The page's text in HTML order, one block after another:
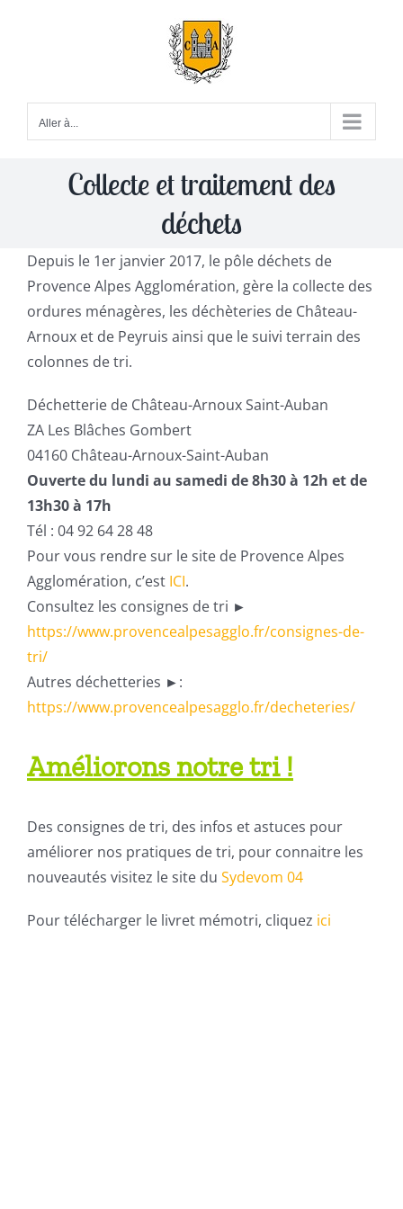
Aller à...
Collecte et traitement des
déchets
Depuis le 1er janvier 2017, le pôle déchets de
Provence Alpes Agglomération, gère la collecte des
ordures ménagères, les déchèteries de Château-
Arnoux et de Peyruis ainsi que le suivi terrain des
colonnes de tri.
Déchetterie de Château-Arnoux Saint-Auban
ZA Les Blâches Gombert
04160 Château-Arnoux-Saint-Auban
Ouverte du lundi au samedi de 8h30 à 12h et de
13h30 à 17h
Tél : 04 92 64 28 48
Pour vous rendre sur le site de Provence Alpes
Agglomération, c’est ICI.
Consultez les consignes de tri ►
https://www.provencealpesagglo.fr/consignes-de-
tri/
Autres déchetteries ►:
https://www.provencealpesagglo.fr/decheteries/
Améliorons notre tri !
Des consignes de tri, des infos et astuces pour
améliorer nos pratiques de tri, pour connaitre les
nouveautés visitez le site du Sydevom 04
Pour télécharger le livret mémotri, cliquez ici